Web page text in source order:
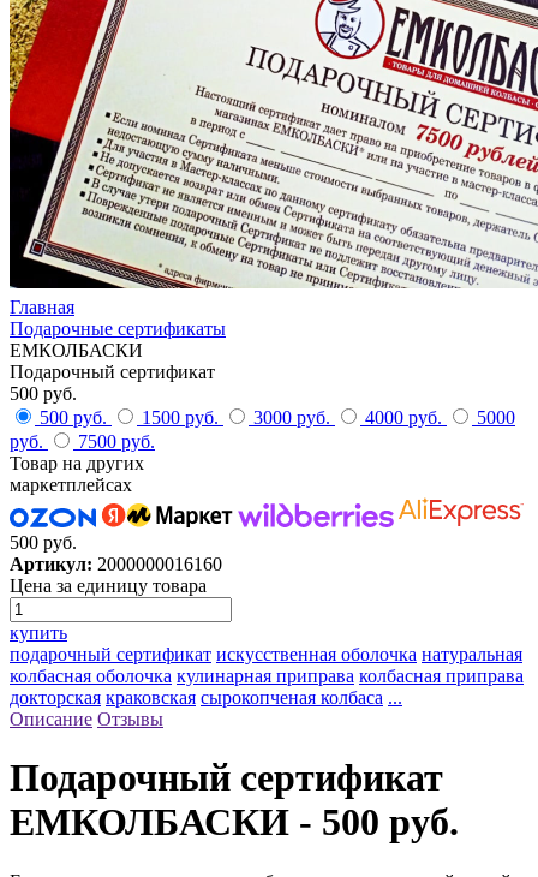
Главная
Подарочные сертификаты
ЕМКОЛБАСКИ
Подарочный сертификат
500 руб.
500 руб.
1500 руб. 3000 руб. 4000 руб.
5000
руб.
7500 руб.
Товар на других
маркетплейсах
500 руб.
Артикул: 2000000016160
Цена за единицу товара
купить
подарочный сертификат искусственная оболочка натуральная
колбасная оболочка кулинарная приправа колбасная приправа
докторская краковская сырокопченая колбаса ...
Описание Отзывы
Подарочный сертификат
ЕМКОЛБАСКИ - 500 руб.